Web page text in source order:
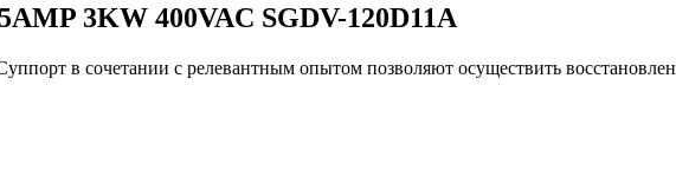
3KW 400VAC SGDV-120D11A
в сочетании с релевантным опытом позволяют осуществить